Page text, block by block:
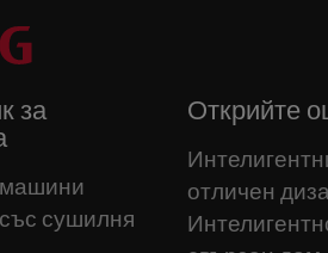
за
сушилня
Открийте
отличен